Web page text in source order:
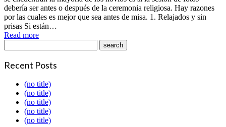
debería ser antes o después de la ceremonia religiosa. Hay razones
por las cuales es mejor que sea antes de misa. 1. Relajados y sin
prisas Si están…
Read more
Recent Posts
(no title)
(no title)
(no title)
(no title)
(no title)